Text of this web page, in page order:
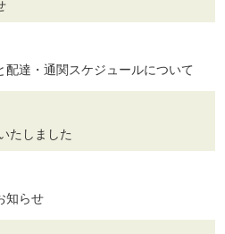
達・通関スケジュールについて
たしました
知らせ